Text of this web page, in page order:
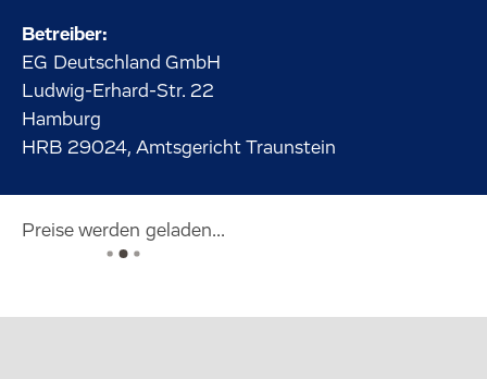
Betreiber:
EG Deutschland GmbH
Ludwig-Erhard-Str. 22
Hamburg
HRB 29024, Amtsgericht Traunstein
Preise werden geladen...